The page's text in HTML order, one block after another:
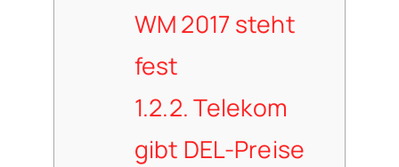
WM 2017 steht
fest
1.2.2.Telekom
gibt DEL-Preise